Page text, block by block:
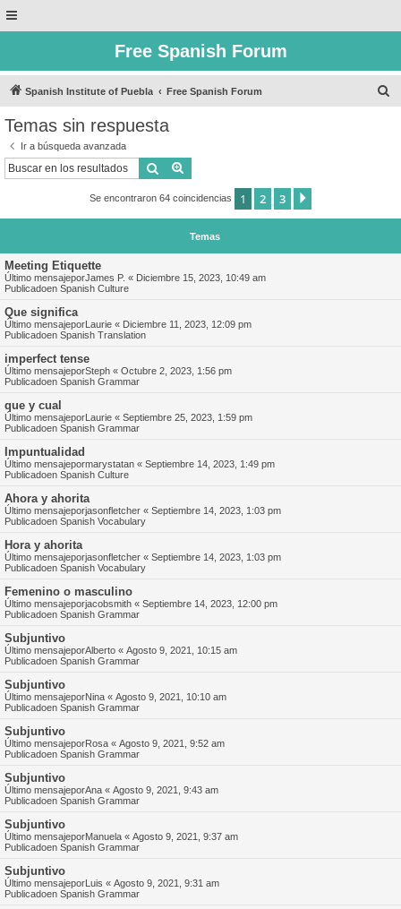
Free Spanish Forum
Spanish Institute of Puebla Free Spanish Forum
Temas sin respuesta
Ir a búsqueda avanzada
Buscar
Se encontraron 64 coincidencias 1 2 3
Temas
Meeting Etiquette
Último mensajeporJames P. « Diciembre 15, 2023, 10:49 am
Publicadoen Spanish Culture
Que significa
Último mensajeporLaurie « Diciembre 11, 2023, 12:09 pm
Publicadoen Spanish Translation
imperfect tense
Último mensajeporSteph « Octubre 2, 2023, 1:56 pm
Publicadoen Spanish Grammar
que y cual
Último mensajeporLaurie « Septiembre 25, 2023, 1:59 pm
Publicadoen Spanish Grammar
Impuntualidad
Último mensajepormarystatan « Septiembre 14, 2023, 1:49 pm
Publicadoen Spanish Culture
Ahora y ahorita
Último mensajeporjasonfletcher « Septiembre 14, 2023, 1:03 pm
Publicadoen Spanish Vocabulary
Hora y ahorita
Último mensajeporjasonfletcher « Septiembre 14, 2023, 1:03 pm
Publicadoen Spanish Vocabulary
Femenino o masculino
Último mensajeporjacobsmith « Septiembre 14, 2023, 12:00 pm
Publicadoen Spanish Grammar
Subjuntivo
Último mensajeporAlberto « Agosto 9, 2021, 10:15 am
Publicadoen Spanish Grammar
Subjuntivo
Último mensajeporNina « Agosto 9, 2021, 10:10 am
Publicadoen Spanish Grammar
Subjuntivo
Último mensajeporRosa « Agosto 9, 2021, 9:52 am
Publicadoen Spanish Grammar
Subjuntivo
Último mensajeporAna « Agosto 9, 2021, 9:43 am
Publicadoen Spanish Grammar
Subjuntivo
Último mensajeporManuela « Agosto 9, 2021, 9:37 am
Publicadoen Spanish Grammar
Subjuntivo
Último mensajeporLuis « Agosto 9, 2021, 9:31 am
Publicadoen Spanish Grammar